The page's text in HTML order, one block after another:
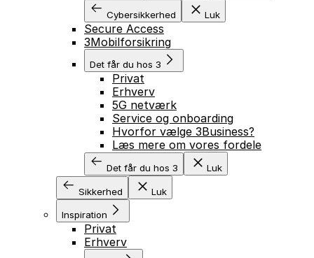
Cybersikkerhed Luk
Secure Access
3Mobilforsikring
Det får du hos 3
Privat
Erhverv
5G netværk
Service og onboarding
Hvorfor vælge 3Business?
Læs mere om vores fordele
Det får du hos 3 Luk
Sikkerhed Luk
Inspiration
Privat
Erhverv